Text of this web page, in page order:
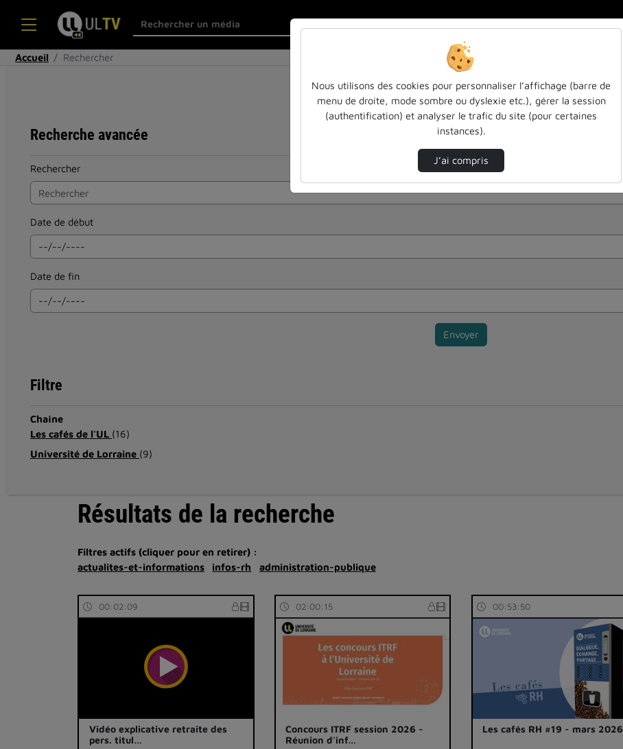
Accueil Rechercher
Recherche avancée
Rechercher
Date de début
Date de fin
Envoyer
Filtre
Chaîne
Les cafés de l'UL (16)
Université de Lorraine (9)
Résultats de la recherche
Filtres actifs (cliquer pour en retirer) :
actualites-et-informations
infos-rh administration-publique
00:02:09
Vidéo explicative retraite des
pers. titul…
02:00:15
Concours ITRF session 2026 -
Réunion d'inf…
00:53:50
Les cafés RH #19 - mars 2026
Nous utilisons des cookies pour personnaliser l’affichage (barre de
menu de droite, mode sombre ou dyslexie etc.), gérer la session
(authentification) et analyser le trafic du site (pour certaines
instances).
J’ai compris